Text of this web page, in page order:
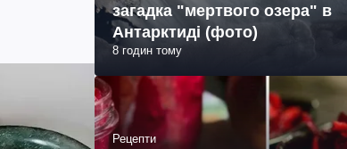
загадка "мертвого озера" в
Антарктиді (фото)
8 годин тому
Рецепти